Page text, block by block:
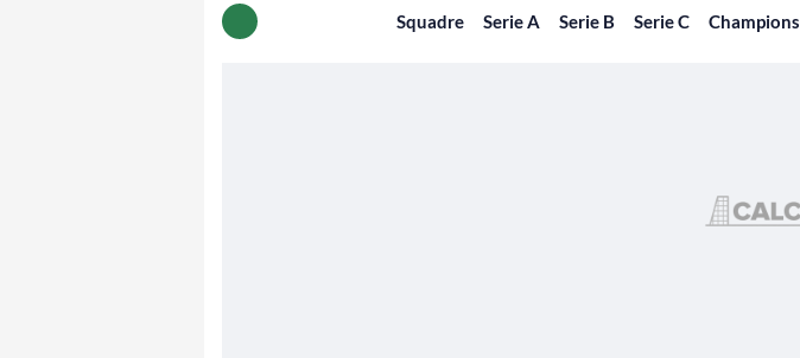
Squadre Serie A Serie B Serie C Champions